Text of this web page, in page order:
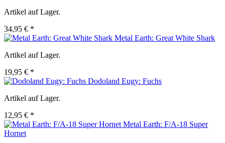
Artikel auf Lager.
34,95 € *
Metal Earth: Great White Shark
Artikel auf Lager.
19,95 € *
Dodoland Eugy: Fuchs
Artikel auf Lager.
12,95 € *
Metal Earth: F/A-18 Super
Hornet